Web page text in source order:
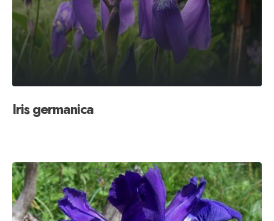
Iris germanica